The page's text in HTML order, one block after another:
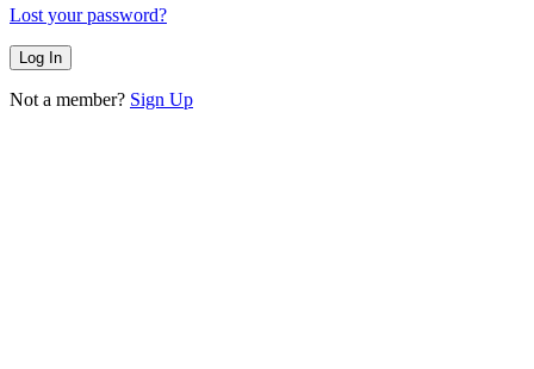
Lost your password?
Not a member? Sign Up